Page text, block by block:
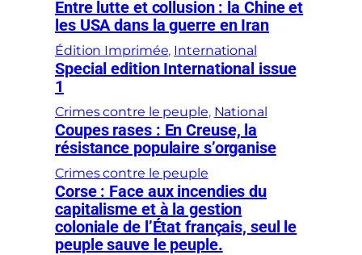
Entre lutte et collusion : la Chine et
les USA dans la guerre en Iran
Édition Imprimée, International
Special edition International issue
1
Crimes contre le peuple, National
Coupes rases : En Creuse, la
résistance populaire s’organise
Crimes contre le peuple
Corse : Face aux incendies du
capitalisme et à la gestion
coloniale de l’État français, seul le
peuple sauve le peuple.